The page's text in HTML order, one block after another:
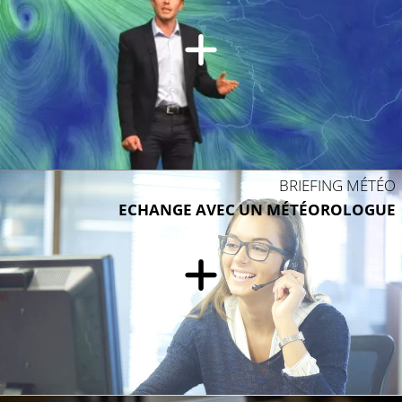
BRIEFING MÉTÉO
ECHANGE AVEC UN MÉTÉOROLOGUE